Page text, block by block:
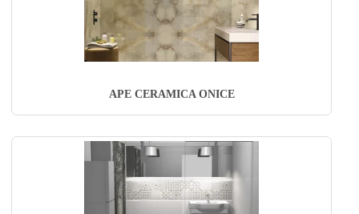
APE CERAMICA ONICE